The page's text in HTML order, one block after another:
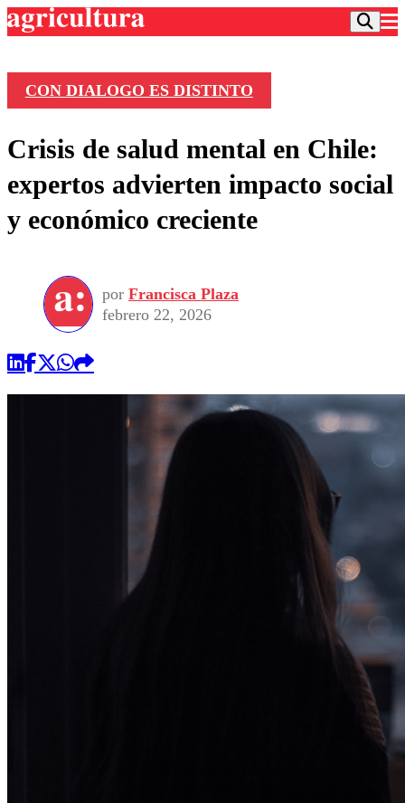
Frecuencias
Agricultura TV
Deportes
Colo Colo
Seleccion Chilena
Torneo Internacional
Universidad de Chile
Entretención
Economía
Internacional
Sustentabilidad
Publicaciones en medios
Opinión
CON DIALOGO ES DISTINTO
Crisis de salud mental en Chile:
expertos advierten impacto social
y económico creciente
por Francisca Plaza
febrero 22, 2026